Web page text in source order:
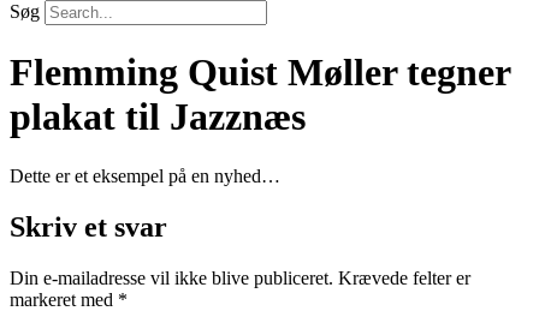
Søg
Flemming Quist Møller tegner
plakat til Jazznæs
Dette er et eksempel på en nyhed…
Skriv et svar
Din e-mailadresse vil ikke blive publiceret. Krævede felter er
markeret med *